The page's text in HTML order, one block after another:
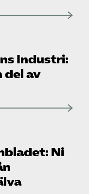
Industri:
del av
Ni